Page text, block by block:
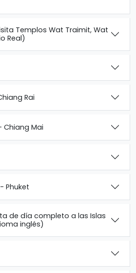
Templos Wat Traimit, Wat
Real)
Rai
Chiang Mai
Phuket
de día completo a las Islas
inglés)